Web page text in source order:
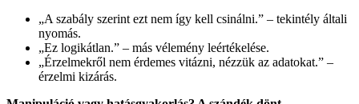
„A szabály szerint ezt nem így kell csinálni.” – tekintély általi
nyomás.
„Ez logikátlan.” – más vélemény leértékelése.
„Érzelmekről nem érdemes vitázni, nézzük az adatokat.” –
érzelmi kizárás.